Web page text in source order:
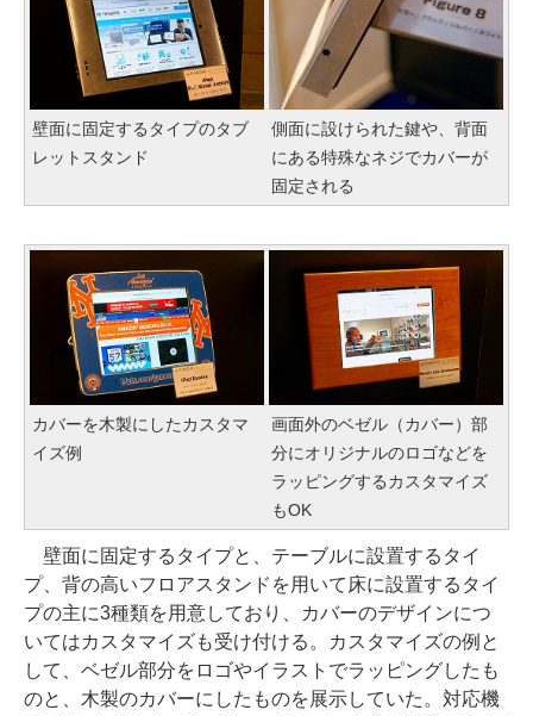
壁面に固定するタイプのタブ
レットスタンド
側面に設けられた鍵や、背面
にある特殊なネジでカバーが
固定される
カバーを木製にしたカスタマ
イズ例
画面外のベゼル（カバー）部
分にオリジナルのロゴなどを
ラッピングするカスタマイズ
もOK
壁面に固定するタイプと、テーブルに設置するタイ
プ、背の高いフロアスタンドを用いて床に設置するタイ
プの主に3種類を用意しており、カバーのデザインにつ
いてはカスタマイズも受け付ける。カスタマイズの例と
して、ベゼル部分をロゴやイラストでラッピングしたも
のと、木製のカバーにしたものを展示していた。対応機